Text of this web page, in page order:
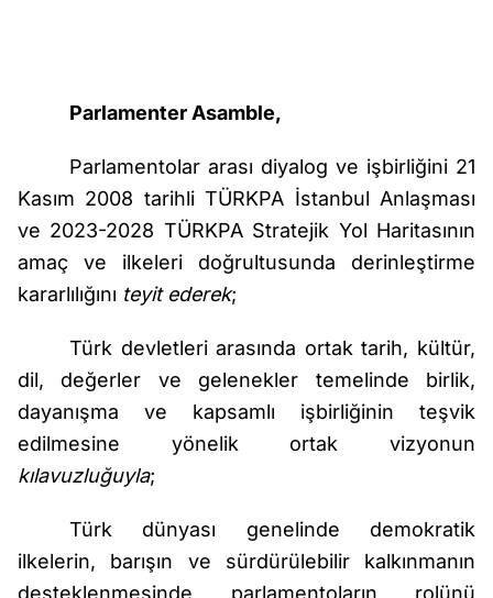
Parlamenter Asamble,
Parlamentolar arası diyalog ve işbirliğini 21
Kasım 2008 tarihli TÜRKPA İstanbul Anlaşması
ve 2023-2028 TÜRKPA Stratejik Yol Haritasının
amaç ve ilkeleri doğrultusunda derinleştirme
kararlılığını teyit ederek;
Türk devletleri arasında ortak tarih, kültür,
dil, değerler ve gelenekler temelinde birlik,
dayanışma ve kapsamlı işbirliğinin teşvik
edilmesine yönelik ortak vizyonun
kılavuzluğuyla;
Türk dünyası genelinde demokratik
ilkelerin, barışın ve sürdürülebilir kalkınmanın
desteklenmesinde parlamentoların rolünü